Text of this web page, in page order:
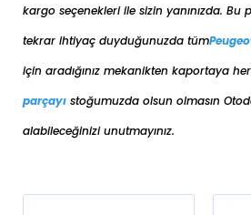
kargo seçenekleri ile sizin yanınızda. Bu
tekrar ihtiyaç duyduğunuzda tüm
için aradığınız mekanikten kaportaya her
parçayı stoğumuzda olsun olmasın
alabileceğinizi unutmayınız.